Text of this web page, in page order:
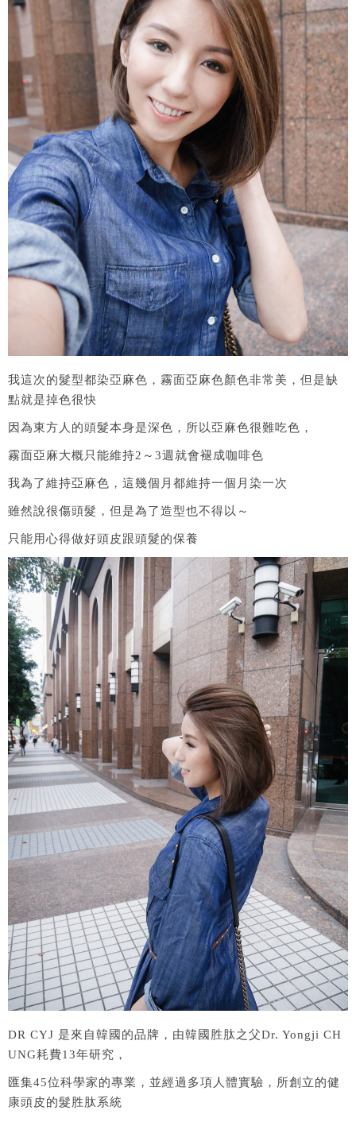
我這次的髮型都染亞麻色，霧面亞麻色顏色非常美，但是缺
點就是掉色很快
因為東方人的頭髮本身是深色，所以亞麻色很難吃色，
霧面亞麻大概只能維持2～3週就會褪成咖啡色
我為了維持亞麻色，這幾個月都維持一個月染一次
雖然說很傷頭髮，但是為了造型也不得以～
只能用心得做好頭皮跟頭髮的保養
DR CYJ 是來自韓國的品牌，由韓國胜肽之父Dr. Yongji CH
UNG耗費13年研究，
匯集45位科學家的專業，並經過多項人體實驗，所創立的健
康頭皮的髮胜肽系統